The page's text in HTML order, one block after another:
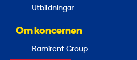
Utbildningar
Om koncernen
Ramirent Group